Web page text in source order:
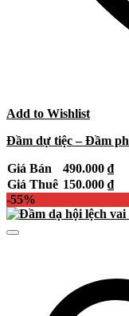
Add to Wishlist
Đầm dự tiệc – Đầm
Giá Bán 490.000 ₫
Giá Thuê 150.000 ₫
-55%